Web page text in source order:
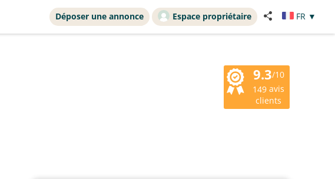
Déposer une annonce Espace propriétaire FR ▼
9.3/10
149 avis
clients